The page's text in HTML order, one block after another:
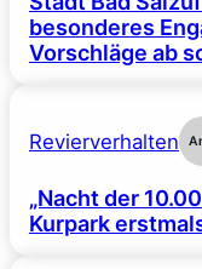
besonderes
Vorschläge ab
Revierverhalten
„Nacht der
Kurpark